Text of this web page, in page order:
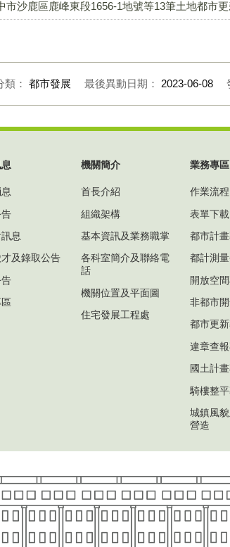
市沙鹿區鹿峰東段1656-1地號等13筆土地都市
類： 都市發展 最後異動日期： 2023-06-08
息
及錄取公告
機關簡介
首長介紹
組織架構
基本資訊及業務職掌
各科室簡介及聯絡電
話
機關位置及平面圖
住宅發展工程處
業務專區
作業流程
表單下載
都市計
都計測
開放空
非都市
都市更
違章查
國土計
騎樓整
城鎮風
營造